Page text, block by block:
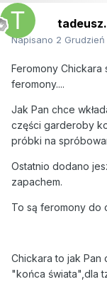
Napisano 2
Feromony Chickara
feromony....
Jak Pan chce
części garderoby
próbki na
Ostatnio dodano
zapachem.
To są feromony do
Chickara to jak Pan
"końca świata",dla